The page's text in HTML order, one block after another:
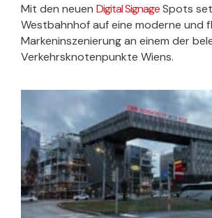
Mit den neuen Digital SignageSpots
Westbahnhof auf eine moderne und
Markeninszenierung an einem der
Verkehrsknotenpunkte Wiens.